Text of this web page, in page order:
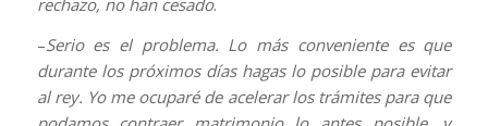
rechazo, no han cesado.
–Serio es el problema. Lo más conveniente es que
durante los próximos días hagas lo posible para evitar
al rey. Yo me ocuparé de acelerar los trámites para que